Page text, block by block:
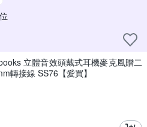
立體音效頭戴式耳機麥克風贈二
轉接線 SS76【愛買】